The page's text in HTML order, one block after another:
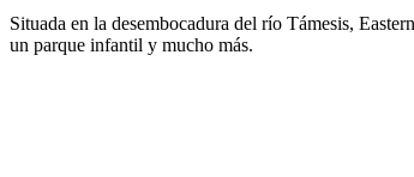
Situada en la desembocadura del río Támesis,
un parque infantil y mucho más.